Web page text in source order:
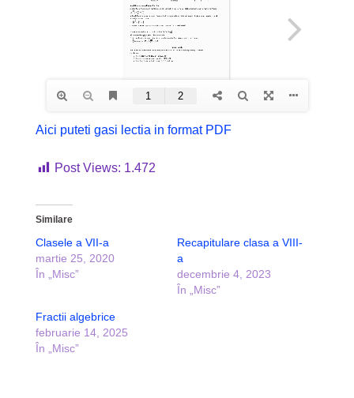
Aici puteti gasi lectia in format PDF
Post Views: 1.472
Similare
Clasele a VII-a
martie 25, 2020
În „Misc”
Recapitulare clasa a VIII-
a
decembrie 4, 2023
În „Misc”
Fractii algebrice
februarie 14, 2025
În „Misc”